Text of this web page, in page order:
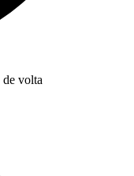
volta